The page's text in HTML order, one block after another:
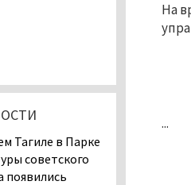
На
...
Тагиле в Парке
советского
появились